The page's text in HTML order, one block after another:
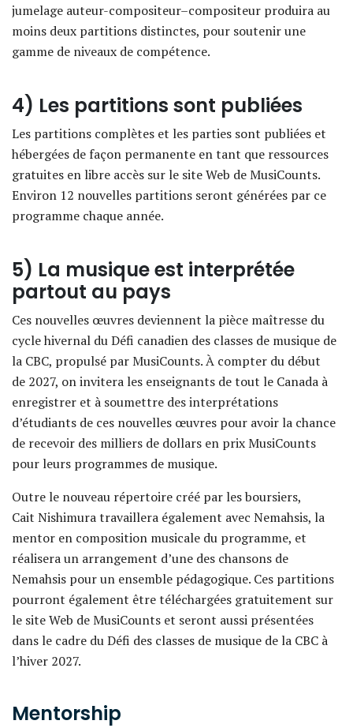
jumelage auteur-compositeur–compositeur produira au
moins deux partitions distinctes, pour soutenir une
gamme de niveaux de compétence.
4) Les partitions sont publiées
Les partitions complètes et les parties sont publiées et
hébergées de façon permanente en tant que ressources
gratuites en libre accès sur le site Web de MusiCounts.
Environ 12 nouvelles partitions seront générées par ce
programme chaque année.
5) La musique est interprétée
partout au pays
Ces nouvelles œuvres deviennent la pièce maîtresse du
cycle hivernal du Défi canadien des classes de musique de
la CBC, propulsé par MusiCounts. À compter du début
de 2027, on invitera les enseignants de tout le Canada à
enregistrer et à soumettre des interprétations
d’étudiants de ces nouvelles œuvres pour avoir la chance
de recevoir des milliers de dollars en prix MusiCounts
pour leurs programmes de musique.
Outre le nouveau répertoire créé par les boursiers,
Cait Nishimura travaillera également avec Nemahsis, la
mentor en composition musicale du programme, et
réalisera un arrangement d’une des chansons de
Nemahsis pour un ensemble pédagogique. Ces partitions
pourront également être téléchargées gratuitement sur
le site Web de MusiCounts et seront aussi présentées
dans le cadre du Défi des classes de musique de la CBC à
l’hiver 2027.
Mentorship